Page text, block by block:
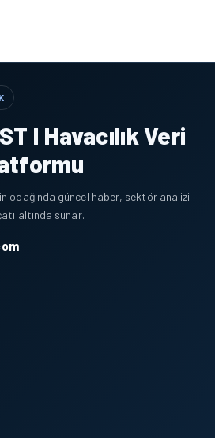
I Havacılık Veri
odağında güncel haber, sektör analizi
altında sunar.